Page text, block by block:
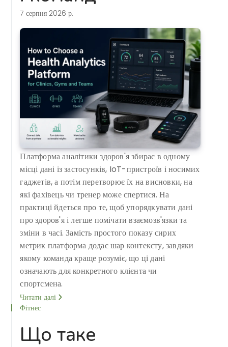
7 серпня 2026 р.
Платформа аналітики здоров'я збирає в одному
місці дані із застосунків, IoT-пристроїв і носимих
гаджетів, а потім перетворює їх на висновки, на
які фахівець чи тренер може спертися. На
практиці йдеться про те, щоб упорядкувати дані
про здоров'я і легше помічати взаємозв'язки та
зміни в часі. Замість простого показу сирих
метрик платформа додає шар контексту, завдяки
якому команда краще розуміє, що ці дані
означають для конкретного клієнта чи
спортсмена.
Читати далі
Фітнес
Що таке